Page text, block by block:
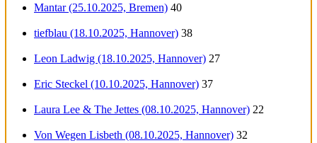
Mantar (25.10.2025, Bremen) 40
tiefblau (18.10.2025, Hannover) 38
Leon Ladwig (18.10.2025, Hannover) 27
Eric Steckel (10.10.2025, Hannover) 37
Laura Lee & The Jettes (08.10.2025, Hannover) 22
Von Wegen Lisbeth (08.10.2025, Hannover) 32